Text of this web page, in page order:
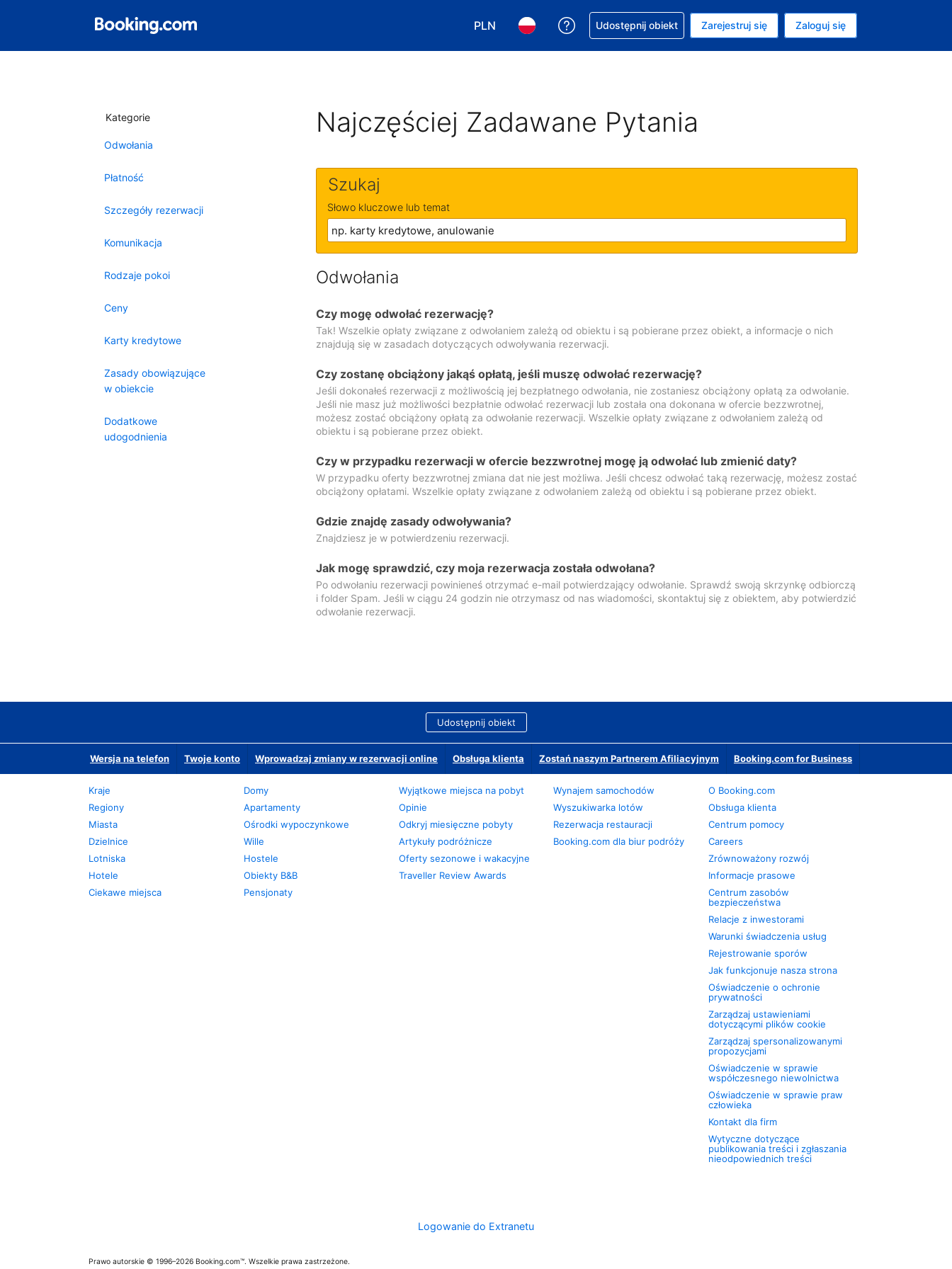
PLN
Wybierz walutę. Wybrana waluta to Złoty polski
Wybierz język. Wybrany język to Polski
Uzyskaj pomoc w sprawie rezerwacji
Udostępnij obiekt Zarejestruj się Zaloguj się
Kategorie
Odwołania
Płatność
Szczegóły rezerwacji
Komunikacja
Rodzaje pokoi
Ceny
Karty kredytowe
Zasady obowiązujące
w obiekcie
Dodatkowe
udogodnienia
Najczęściej Zadawane Pytania
Szukaj
Słowo kluczowe lub temat
Odwołania
Czy mogę odwołać rezerwację?
Tak! Wszelkie opłaty związane z odwołaniem zależą od obiektu i są pobierane przez obiekt, a informacje o nich
znajdują się w zasadach dotyczących odwoływania rezerwacji.
Czy zostanę obciążony jakąś opłatą, jeśli muszę odwołać rezerwację?
Jeśli dokonałeś rezerwacji z możliwością jej bezpłatnego odwołania, nie zostaniesz obciążony opłatą za odwołanie.
Jeśli nie masz już możliwości bezpłatnie odwołać rezerwacji lub została ona dokonana w ofercie bezzwrotnej,
możesz zostać obciążony opłatą za odwołanie rezerwacji. Wszelkie opłaty związane z odwołaniem zależą od
obiektu i są pobierane przez obiekt.
Czy w przypadku rezerwacji w ofercie bezzwrotnej mogę ją odwołać lub zmienić daty?
W przypadku oferty bezzwrotnej zmiana dat nie jest możliwa. Jeśli chcesz odwołać taką rezerwację, możesz zostać
obciążony opłatami. Wszelkie opłaty związane z odwołaniem zależą od obiektu i są pobierane przez obiekt.
Gdzie znajdę zasady odwoływania?
Znajdziesz je w potwierdzeniu rezerwacji.
Jak mogę sprawdzić, czy moja rezerwacja została odwołana?
Po odwołaniu rezerwacji powinieneś otrzymać e-mail potwierdzający odwołanie. Sprawdź swoją skrzynkę odbiorczą
i folder Spam. Jeśli w ciągu 24 godzin nie otrzymasz od nas wiadomości, skontaktuj się z obiektem, aby potwierdzić
odwołanie rezerwacji.
Udostępnij obiekt
Wersja na telefon Twoje konto Wprowadzaj zmiany w rezerwacji online Obsługa klienta Zostań naszym Partnerem Afiliacyjnym Booking.com for Business
Kraje
Regiony
Miasta
Dzielnice
Lotniska
Hotele
Ciekawe miejsca
Domy
Apartamenty
Ośrodki wypoczynkowe
Wille
Hostele
Obiekty B&B
Pensjonaty
Wyjątkowe miejsca na pobyt
Opinie
Odkryj miesięczne pobyty
Artykuły podróżnicze
Oferty sezonowe i wakacyjne
Traveller Review Awards
Wynajem samochodów
Wyszukiwarka lotów
Rezerwacja restauracji
Booking.com dla biur podróży
O Booking.com
Obsługa klienta
Centrum pomocy
Careers
Zrównoważony rozwój
Informacje prasowe
Centrum zasobów
bezpieczeństwa
Relacje z inwestorami
Warunki świadczenia usług
Rejestrowanie sporów
Jak funkcjonuje nasza strona
Oświadczenie o ochronie
prywatności
Zarządzaj ustawieniami
dotyczącymi plików cookie
Zarządzaj spersonalizowanymi
propozycjami
Oświadczenie w sprawie
współczesnego niewolnictwa
Oświadczenie w sprawie praw
człowieka
Kontakt dla firm
Wytyczne dotyczące
publikowania treści i zgłaszania
nieodpowiednich treści
Logowanie do Extranetu
Prawo autorskie © 1996–2026 Booking.com™. Wszelkie prawa zastrzeżone.